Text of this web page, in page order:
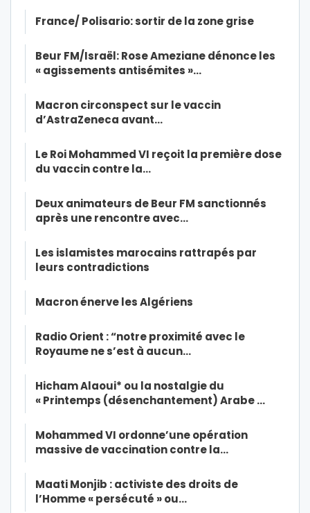
France/ Polisario: sortir de la zone grise
Beur FM/Israël: Rose Ameziane dénonce les
« agissements antisémites »…
Macron circonspect sur le vaccin
d’AstraZeneca avant…
Le Roi Mohammed VI reçoit la première dose
du vaccin contre la…
Deux animateurs de Beur FM sanctionnés
après une rencontre avec…
Les islamistes marocains rattrapés par
leurs contradictions
Macron énerve les Algériens
Radio Orient : “notre proximité avec le
Royaume ne s’est à aucun…
Hicham Alaoui* ou la nostalgie du
« Printemps (désenchantement) Arabe …
Mohammed VI ordonne’une opération
massive de vaccination contre la…
Maati Monjib : activiste des droits de
l’Homme « persécuté » ou…